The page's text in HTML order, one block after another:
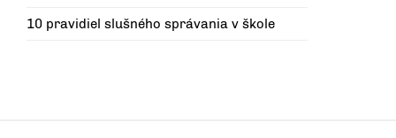
10 pravidiel slušného správania v škole